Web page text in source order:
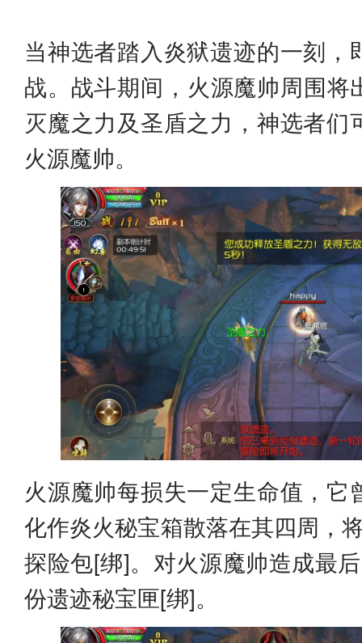
当神选者踏入炎狱遗迹的一刻，
战。战斗期间，火源魔帅周围
灭魔之力及圣盾之力，神选者们
火源魔帅。
火源魔帅每损失一定生命值，它
化作炎火秘宝箱散落在其四周，
探险包[绑]。对火源魔帅造成最
份遗迹秘宝匣[绑]。